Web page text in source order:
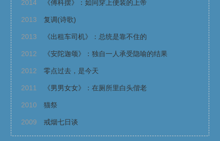
2014 《傅科摆》：如同穿上便装的上帝
2013 复调(诗歌)
2013 《出租车司机》：总统是靠不住的
2012 《安陀迦颂》：独自一人承受隐喻的结果
2012 零点过去，是今天
2011 《男男女女》：在厕所里白头偕老
2010 猫祭
2009 戒烟七日谈